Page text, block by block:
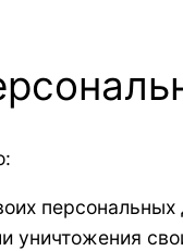
персональных
уничтожения